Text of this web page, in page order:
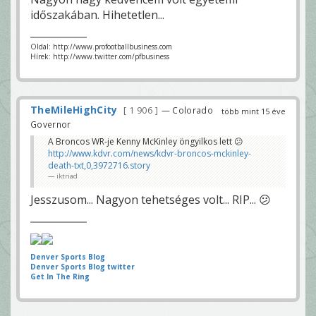
időszakában. Hihetetlen...
Oldal: http://www.profootballbusiness.com
Hírek: http://www.twitter.com/pfbusiness
több mint 15 éve
TheMileHighCity 1 906
— Colorado
Governor
A Broncos WR-je Kenny McKinley öngyilkos lett 😕
http://www.kdvr.com/news/kdvr-broncos-mckinley-
death-txt,0,3972716.story
iktriad
Jesszusom... Nagyon tehetséges volt... RIP... 😕
Denver Sports Blog
Denver Sports Blog twitter
Get In The Ring